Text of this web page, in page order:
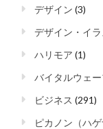
デザイン (3)
デザイン・イラ
ハリモア (1)
バイタルウェ
ビジネス (291)
ピカノン（ハゲ